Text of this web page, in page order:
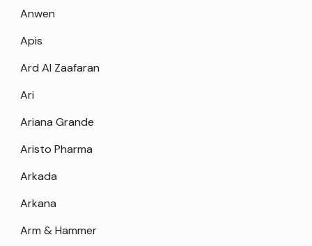
Anwen
Apis
Ard Al Zaafaran
Ari
Ariana Grande
Aristo Pharma
Arkada
Arkana
Arm & Hammer